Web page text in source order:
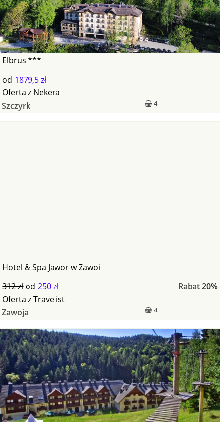
Elbrus ***
od 1879,5 zł
4
Oferta z Nekera
Szczyrk
Hotel & Spa Jawor w Zawoi
312 zł od 250 zł Rabat20%
4
Oferta zTravelist
Zawoja